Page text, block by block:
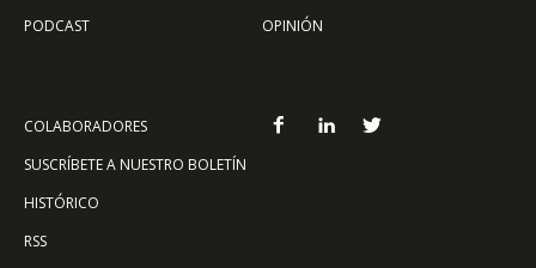
PODCAST
OPINIÓN
COLABORADORES
SUSCRÍBETE A NUESTRO BOLETÍN
HISTÓRICO
RSS